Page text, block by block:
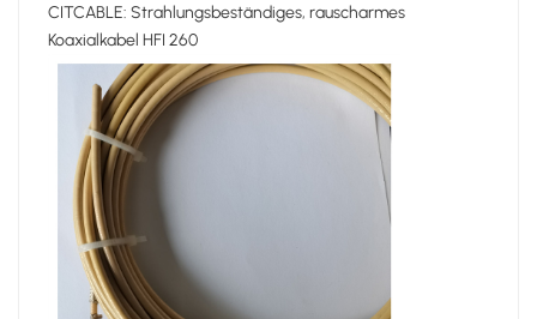
CITCABLE: Strahlungsbeständiges, rauscharmes
Koaxialkabel HFI 260